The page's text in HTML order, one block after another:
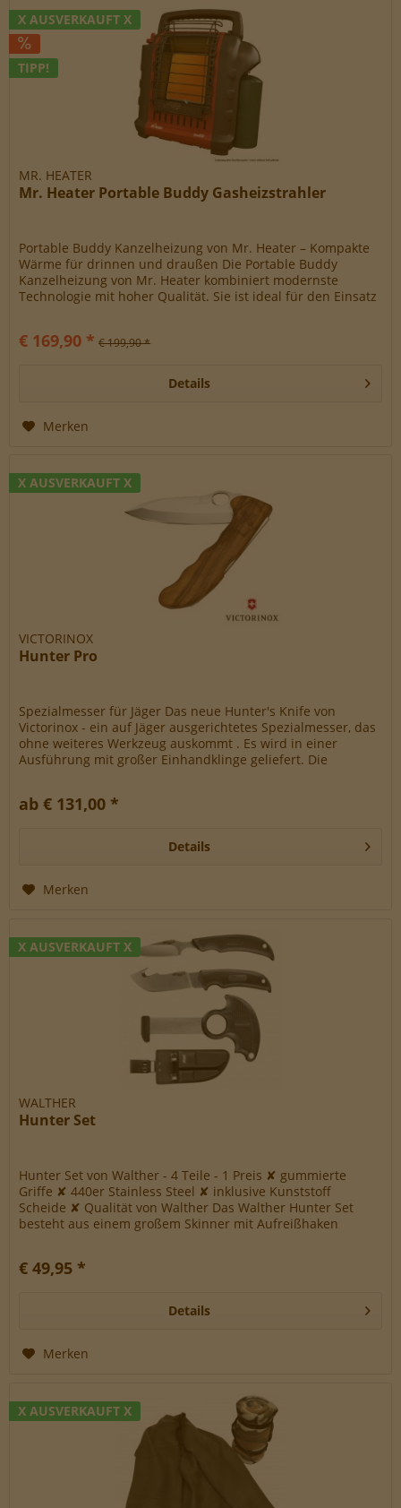
X AUSVERKAUFT X
TIPP!
MR. HEATER
Mr. Heater Portable Buddy Gasheizstrahler
Portable Buddy Kanzelheizung von Mr. Heater – Kompakte
Wärme für drinnen und draußen Die Portable Buddy
Kanzelheizung von Mr. Heater kombiniert modernste
Technologie mit hoher Qualität. Sie ist ideal für den Einsatz
€ 169,90 * € 199,90 *
Details
Merken
X AUSVERKAUFT X
VICTORINOX
Hunter Pro
Spezialmesser für Jäger Das neue Hunter's Knife von
Victorinox - ein auf Jäger ausgerichtetes Spezialmesser, das
ohne weiteres Werkzeug auskommt . Es wird in einer
Ausführung mit großer Einhandklinge geliefert. Die
ab € 131,00 *
Details
Merken
X AUSVERKAUFT X
WALTHER
Hunter Set
Hunter Set von Walther - 4 Teile - 1 Preis ✘ gummierte
Griffe ✘ 440er Stainless Steel ✘ inklusive Kunststoff
Scheide ✘ Qualität von Walther Das Walther Hunter Set
besteht aus einem großem Skinner mit Aufreißhaken
€ 49,95 *
Details
Merken
X AUSVERKAUFT X